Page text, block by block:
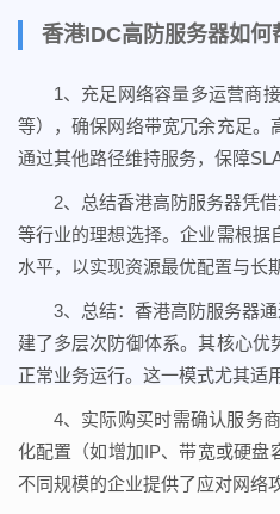
香港IDC高防服务器如
1、充足网络容量多运营商
等），确保网络带宽冗余充足
通过其他路径维持服务，保障
2、总结香港高防服务器凭
等行业的理想选择。企业需根据
水平，以实现资源最优配置与长
3、总结：香港高防服务器
建了多层次防御体系。其核心
正常业务运行。这一模式尤其适
4、实际购买时需确认服务
化配置（如增加IP、带宽或硬盘
不同规模的企业提供了应对网络